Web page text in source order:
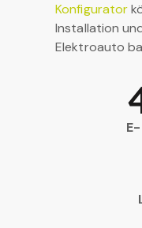
Konfigurator
Installation
Elektroauto